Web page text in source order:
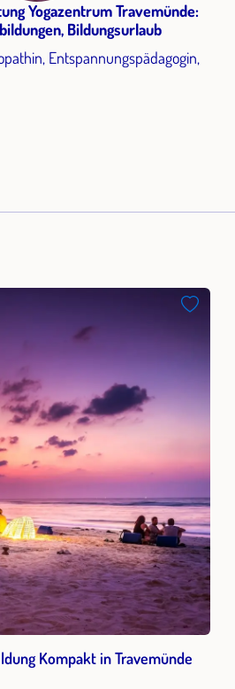
Yogazentrum Travemünde:
Bildungsurlaub
Entspannungspädagogin,
Kompakt in Travemünde